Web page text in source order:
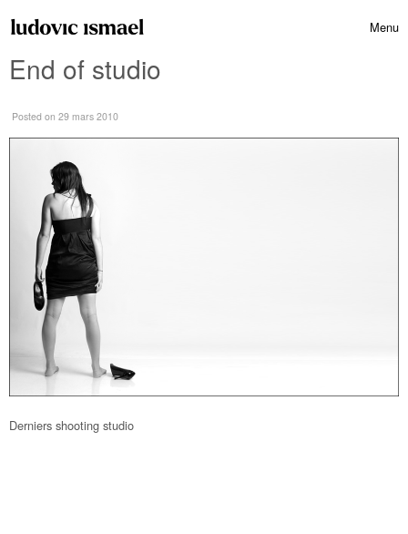
Menu
End of studio
Posted on 29 mars 2010
Derniers shooting studio